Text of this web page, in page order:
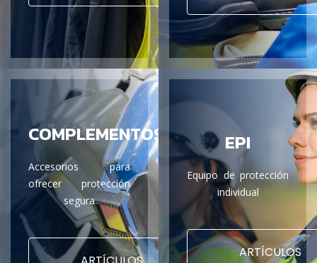
COMPLEMENTOS
Accesorios para
ofrecer protección
segura
EPI
Equipo de protección
individual
ARTÍCULOS